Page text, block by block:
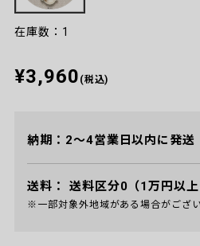
在庫数：1
¥3,960 (税込)
納期：2～4営業日以内に発送
送料： 送料区分0（1万円以上
※一部対象外地域がある場合がござい